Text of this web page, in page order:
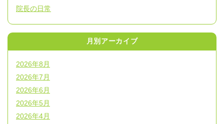
院長の日常
月別アーカイブ
2026年8月
2026年7月
2026年6月
2026年5月
2026年4月